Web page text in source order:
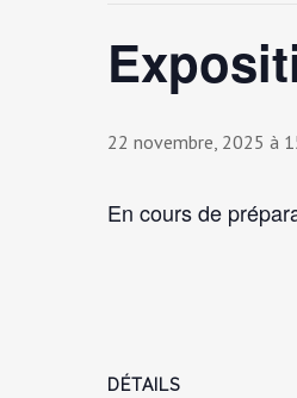
22 novembre, 2025 à
En cours de
DÉTAILS